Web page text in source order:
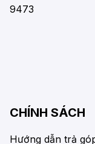
2. Xe đạp
Về cơ bản,
cũng tương tự
điểm khác
chỉnh sao cho
di chuyển êm
9473
CHÍNH SÁCH
Hướng dẫn trả